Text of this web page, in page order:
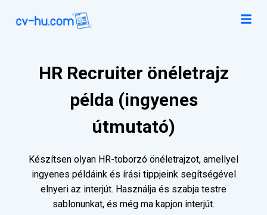
HR Recruiter önéletrajz
példa (ingyenes
útmutató)
Készítsen olyan HR-toborzó önéletrajzot, amellyel
ingyenes példáink és írási tippjeink segítségével
elnyeri az interjút. Használja és szabja testre
sablonunkat, és még ma kapjon interjút.